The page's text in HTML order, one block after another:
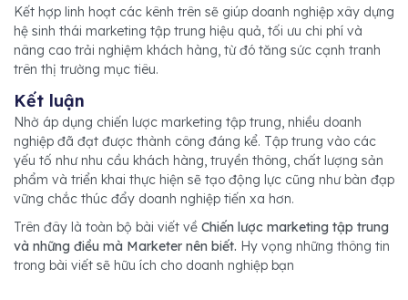
Kết hợp linh hoạt các kênh trên sẽ giúp doanh nghiệp xây dựng
hệ sinh thái marketing tập trung hiệu quả, tối ưu chi phí và
nâng cao trải nghiệm khách hàng, từ đó tăng sức cạnh tranh
trên thị trường mục tiêu.
Kết luận
Nhờ áp dụng chiến lược marketing tập trung, nhiều doanh
nghiệp đã đạt được thành công đáng kể. Tập trung vào các
yếu tố như nhu cầu khách hàng, truyền thông, chất lượng sản
phẩm và triển khai thực hiện sẽ tạo động lực cũng như bàn đạp
vững chắc thúc đẩy doanh nghiệp tiến xa hơn.
Trên đây là toàn bộ bài viết về Chiến lược marketing tập trung
và những điều mà Marketer nên biết. Hy vọng những thông tin
trong bài viết sẽ hữu ích cho doanh nghiệp bạn